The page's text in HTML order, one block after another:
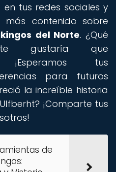
tus redes sociales y
contenido sobre
del Norte. ¿Qué
gustaría que
¡Esperamos tus
para futuros
la increíble historia
¡Comparte tus
de